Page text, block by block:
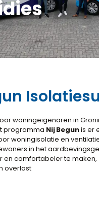
woningeigenaren in
programma Nij Begunis er
woningisolatie en
in het
en comfortabeler te
overlast